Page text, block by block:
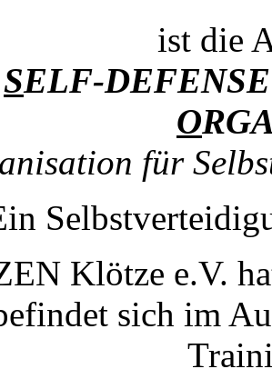
ist die
SELF-
O
für
Klötze e.V.
sich im